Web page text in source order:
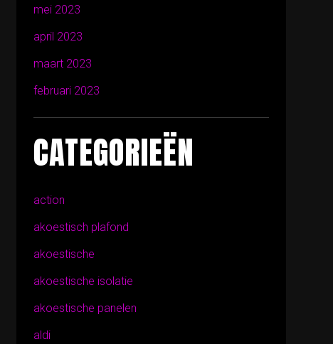
mei 2023
april 2023
maart 2023
februari 2023
CATEGORIEËN
action
akoestisch plafond
akoestische
akoestische isolatie
akoestische panelen
aldi